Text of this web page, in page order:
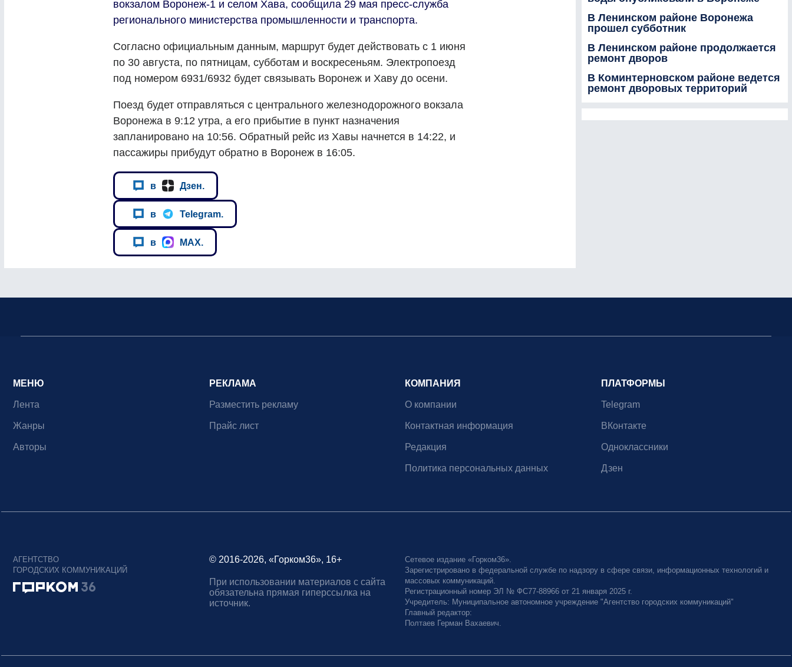
вокзалом Воронеж-1 и селом Хава, сообщила 29 мая пресс-служба
регионального министерства промышленности и транспорта.
Согласно официальным данным, маршрут будет действовать с 1 июня
по 30 августа, по пятницам, субботам и воскресеньям. Электропоезд
под номером 6931/6932 будет связывать Воронеж и Хаву до осени.
Поезд будет отправляться с центрального железнодорожного вокзала
Воронежа в 9:12 утра, а его прибытие в пункт назначения
запланировано на 10:56. Обратный рейс из Хавы начнется в 14:22, и
пассажиры прибудут обратно в Воронеж в 16:05.
в Дзен.
в Telegram.
в MAX.
В Ленинском районе Воронежа
прошел субботник
В Ленинском районе продолжается
ремонт дворов
В Коминтерновском районе ведется
ремонт дворовых территорий
МЕНЮ
Лента
Жанры
Авторы
РЕКЛАМА
Разместить рекламу
Прайс лист
КОМПАНИЯ
О компании
Контактная информация
Редакция
Политика персональных данных
ПЛАТФОРМЫ
Telegram
ВКонтакте
Одноклассники
Дзен
АГЕНТСТВО
ГОРОДСКИХ КОММУНИКАЦИЙ
© 2016-2026, «Горком36», 16+
При использовании материалов с сайта
обязательна прямая гиперссылка на
источник.
Сетевое издание «Горком36».
Зарегистрировано в федеральной службе по надзору в сфере связи, информационных технологий и
массовых коммуникаций.
Регистрационный номер ЭЛ № ФС77-88966 от 21 января 2025 г.
Учредитель: Муниципальное автономное учреждение "Агентство городских коммуникаций"
Главный редактор:
Полтаев Герман Вахаевич.